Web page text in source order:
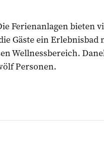
Ferienanlagen bieten
Gäste ein Erlebnisbad
Wellnessbereich.
Personen.